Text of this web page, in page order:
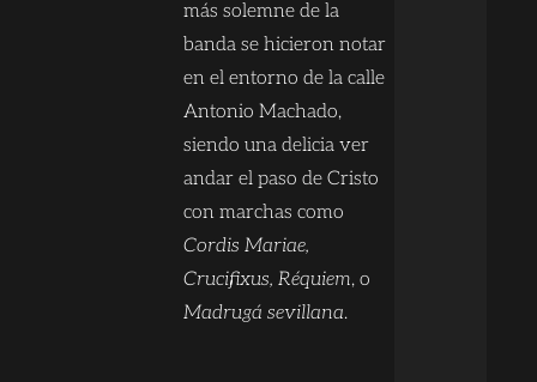
más solemne de la
banda se hicieron notar
en el entorno de la calle
Antonio Machado,
siendo una delicia ver
andar el paso de Cristo
con marchas como
Cordis Mariae,
Crucifixus, Réquiem, o
Madrugá sevillana.